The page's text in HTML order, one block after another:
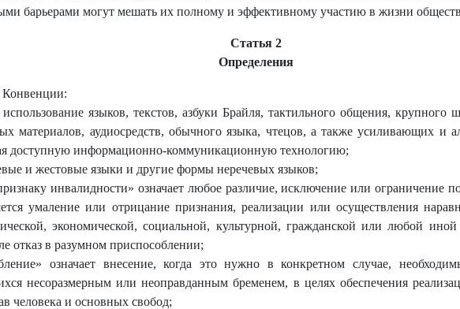
барьерами могут мешать их полному и эффективному участию в жизни
Статья 2
Определения
Конвенции:
языков, текстов, азбуки Брайля, тактильного общения,
материалов, аудиосредств, обычного языка, чтецов, а также усиливающих и
доступную информационно-коммуникационную технологию;
и жестовые языки и другие формы неречевых языков;
инвалидности» означает любое различие, исключение или ограничение
умаление или отрицание признания, реализации или осуществления
экономической, социальной, культурной, гражданской или любой
отказ в разумном приспособлении;
означает внесение, когда это нужно в конкретном случае,
несоразмерным или неоправданным бременем, в целях обеспечения
человека и основных свобод;